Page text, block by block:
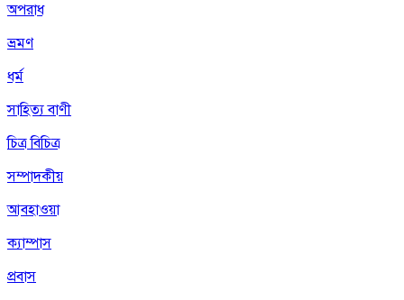
অপরাধ
ভ্রমণ
ধর্ম
সাহিত্য বাণী
চিত্র বিচিত্র
সম্পাদকীয়
আবহাওয়া
ক্যাম্পাস
প্রবাস